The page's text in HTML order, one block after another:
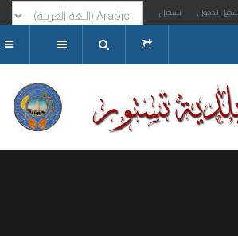
الدخول تسجيل